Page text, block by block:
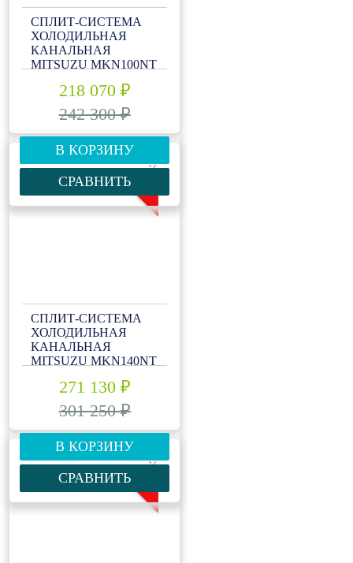
СПЛИТ-СИСТЕМА
ХОЛОДИЛЬНАЯ
КАНАЛЬНАЯ
MITSUZU MKN100NT
218 070 ₽
242 300 ₽
В КОРЗИНУ
СРАВНИТЬ
-10%
СПЛИТ-СИСТЕМА
ХОЛОДИЛЬНАЯ
КАНАЛЬНАЯ
MITSUZU MKN140NT
271 130 ₽
301 250 ₽
В КОРЗИНУ
СРАВНИТЬ
-10%